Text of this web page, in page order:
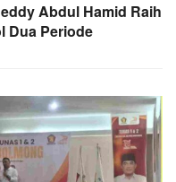
Abdul Hamid Raih
Dua Periode